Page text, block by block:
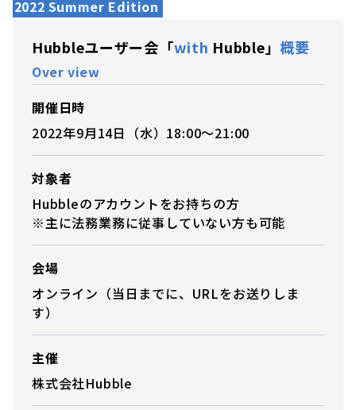
2022 Summer Edition
Hubbleユーザー会「with Hubble」 概要
Over view
開催日時
2022年9月14日（水）18:00〜21:00
対象者
Hubbleのアカウントをお持ちの方
※主に法務業務に従事していない方も可能
会場
オンライン（当日までに、URLをお送りしま
す）
主催
株式会社Hubble